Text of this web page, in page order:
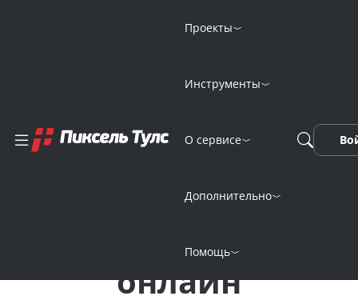
Проекты
Инструменты
О сервисе
Дополнительно
Помощь
Генерация видео-
поздравления из
Африки
нейросетью
онлайн